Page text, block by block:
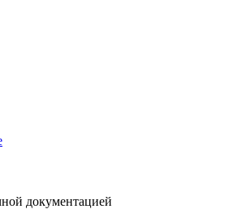
документацией